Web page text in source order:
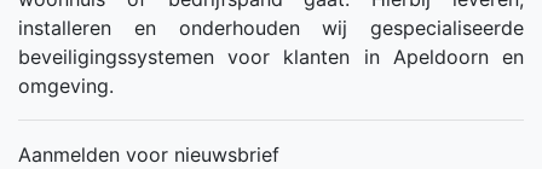
installeren en onderhouden wij gespecialiseerde
beveiligingssystemen voor klanten in Apeldoorn en
omgeving.
Aanmelden voor nieuwsbrief